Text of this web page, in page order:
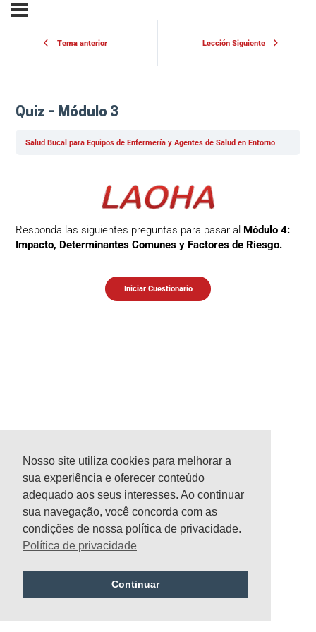
Tema anterior Lección Siguiente
Quiz – Módulo 3
Salud Bucal para Equipos de Enfermería y Agentes de Salud en Entornos Hospitalarios y Comunitarios – Javeriana
Responda las siguientes preguntas para pasar al Módulo 4:
Impacto, Determinantes Comunes y Factores de Riesgo.
Nosso site utiliza cookies para melhorar a
sua experiência e oferecer conteúdo
adequado aos seus interesses. Ao continuar
sua navegação, você concorda com as
condições de nossa política de privacidade.
Política de privacidade
Continuar